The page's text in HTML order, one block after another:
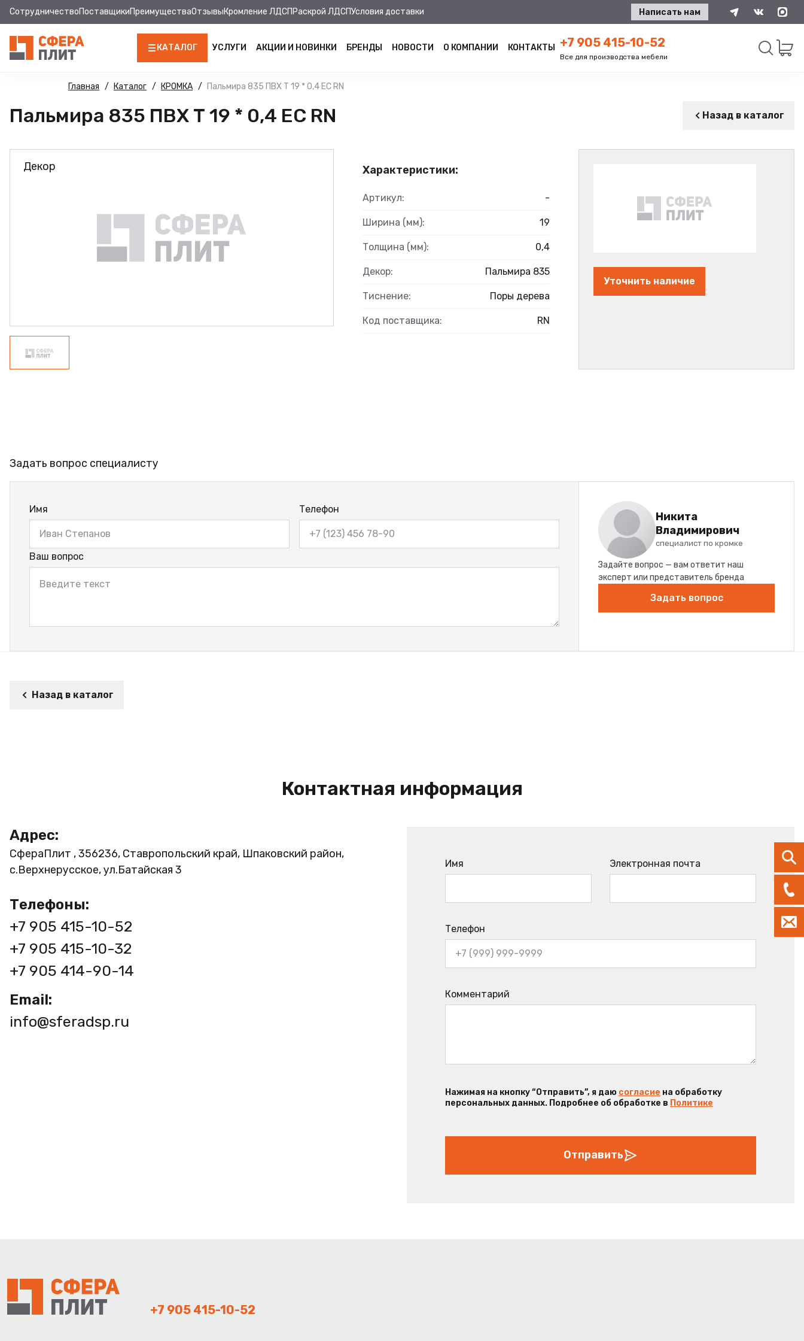
СотрудничествоПоставщикиПреимуществаОтзывыКромление ЛДСП Раскрой ЛДСПУсловия доставки Написать нам
КАТАЛОГ
ЛДСП
КРОМКА
ХДФ
ДВПО
УСЛУГИ АКЦИИ И НОВИНКИ БРЕНДЫ НОВОСТИ О КОМПАНИИ КОНТАКТЫ +7 905 415-10-52
Все для производства мебели
Главная Каталог КРОМКА Пальмира 835 ПВХ Т 19 * 0,4 ЕС RN
Пальмира 835 ПВХ Т 19 * 0,4 ЕС RN Назад в каталог
Декор Характеристики:
Артикул: -
Ширина (мм): 19
Толщина (мм): 0,4
Декор: Пальмира 835
Тиснение: Поры дерева
Код поставщика: RN
Уточнить наличие
Задать вопрос специалисту
Имя Телефон
Ваш вопрос
Никита
Владимирович
специалист по кромке
Задайте вопрос — вам ответит наш
эксперт или представитель бренда
Задать вопрос
Назад в каталог
Контактная информация
Адрес:
СфераПлит , 356236, Ставропольский край, Шпаковский район,
с.Верхнерусское, ул.Батайская 3
Телефоны:
+7 905 415-10-52
+7 905 415-10-32
+7 905 414-90-14
Email:
info@sferadsp.ru
Имя Электронная почта
Телефон
Комментарий
Нажимая на кнопку “Отправить”, я даю согласие на обработку
персональных данных. Подробнее об обработке в Политике
Отправить
+7 905 415-10-52